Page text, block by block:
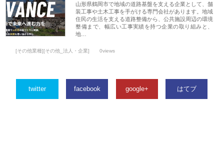
山形県鶴岡市で地域の道路基盤を支える企業として、舗
装工事や土木工事を手がける専門会社があります。地域
住民の生活を支える道路整備から、公共施設周辺の環境
整備まで、幅広い工事実績を持つ企業の取り組みと、
地…
[その他業種][その他_法人・企業] 0views
twitter facebook google+ はてブ